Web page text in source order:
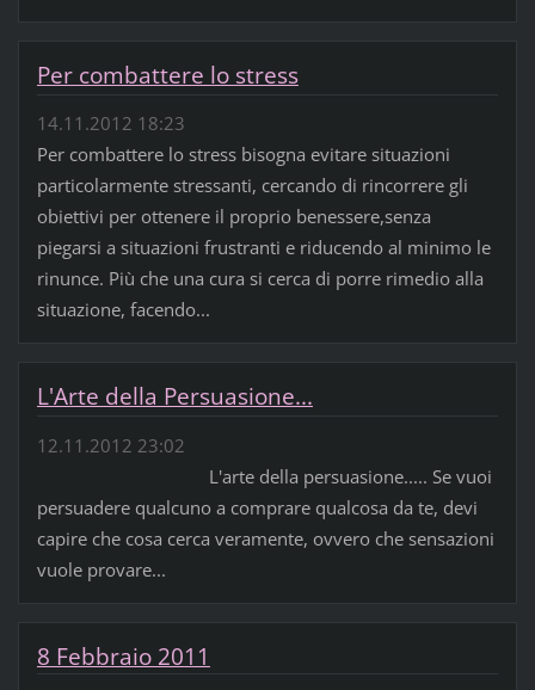
Per combattere lo stress
14.11.2012 18:23
Per combattere lo stress bisogna evitare situazioni
particolarmente stressanti, cercando di rincorrere gli
obiettivi per ottenere il proprio benessere,senza
piegarsi a situazioni frustranti e riducendo al minimo le
rinunce. Più che una cura si cerca di porre rimedio alla
situazione, facendo...
L'Arte della Persuasione...
12.11.2012 23:02
L'arte della persuasione..... Se vuoi
persuadere qualcuno a comprare qualcosa da te, devi
capire che cosa cerca veramente, ovvero che sensazioni
vuole provare...
8 Febbraio 2011